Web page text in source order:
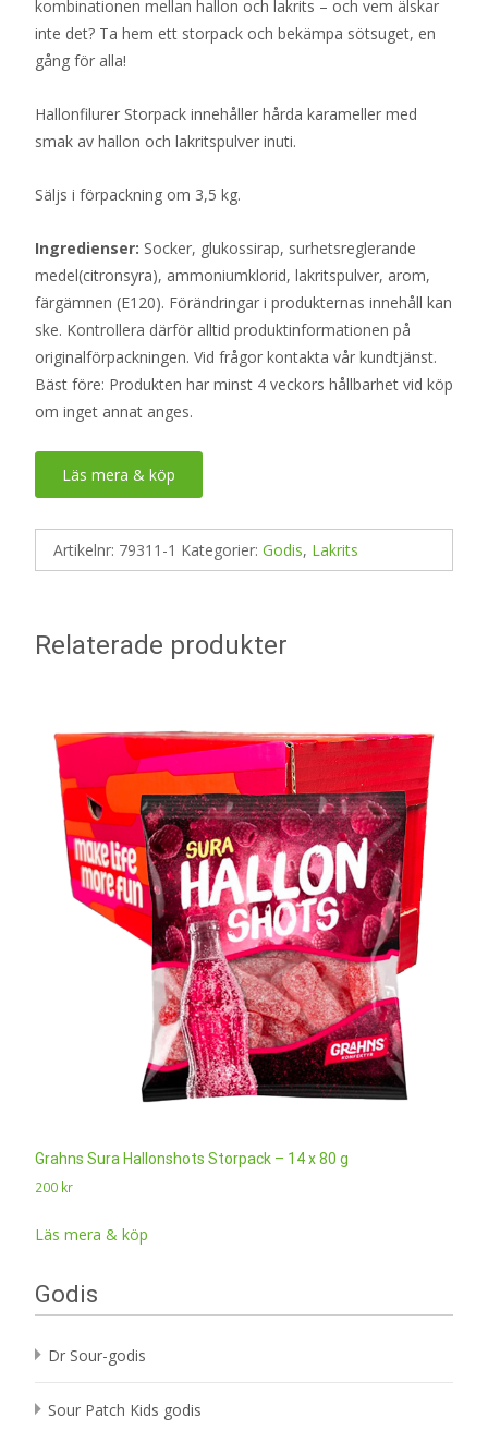
kombinationen mellan hallon och lakrits – och vem älskar
inte det? Ta hem ett storpack och bekämpa sötsuget, en
gång för alla!
Hallonfilurer Storpack innehåller hårda karameller med
smak av hallon och lakritspulver inuti.
Säljs i förpackning om 3,5 kg.
Ingredienser: Socker, glukossirap, surhetsreglerande
medel(citronsyra), ammoniumklorid, lakritspulver, arom,
färgämnen (E120). Förändringar i produkternas innehåll kan
ske. Kontrollera därför alltid produktinformationen på
originalförpackningen. Vid frågor kontakta vår kundtjänst.
Bäst före: Produkten har minst 4 veckors hållbarhet vid köp
om inget annat anges.
Läs mera & köp
Artikelnr: 79311-1 Kategorier: Godis, Lakrits
Relaterade produkter
Grahns Sura Hallonshots Storpack – 14 x 80 g
200 kr
Läs mera & köp
Godis
Dr Sour-godis
Sour Patch Kids godis